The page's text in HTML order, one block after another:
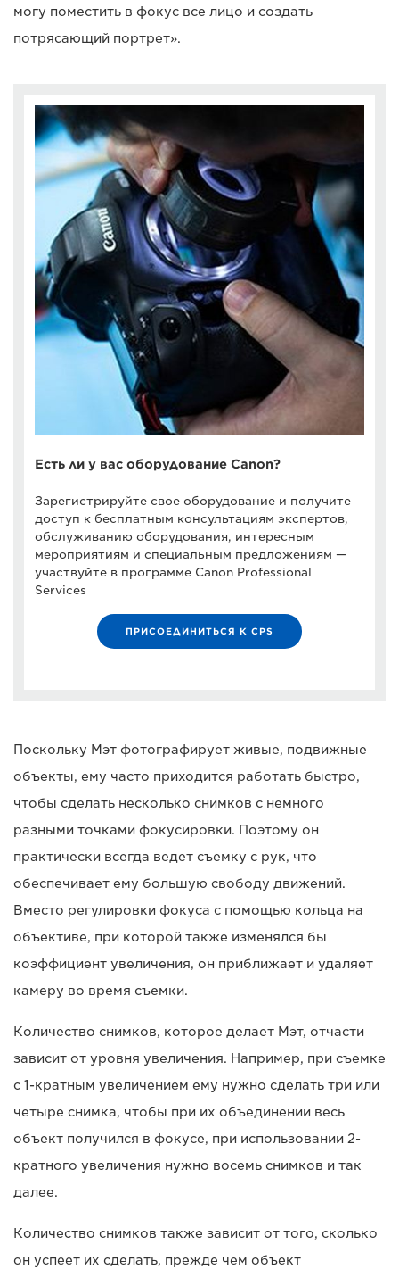
могу поместить в фокус все лицо и создать
потрясающий портрет».
Есть ли у вас оборудование Canon?
Зарегистрируйте свое оборудование и получите
доступ к бесплатным консультациям экспертов,
обслуживанию оборудования, интересным
мероприятиям и специальным предложениям —
участвуйте в программе Canon Professional
Services
ПРИСОЕДИНИТЬСЯ К CPS
Поскольку Мэт фотографирует живые, подвижные
объекты, ему часто приходится работать быстро,
чтобы сделать несколько снимков с немного
разными точками фокусировки. Поэтому он
практически всегда ведет съемку с рук, что
обеспечивает ему большую свободу движений.
Вместо регулировки фокуса с помощью кольца на
объективе, при которой также изменялся бы
коэффициент увеличения, он приближает и удаляет
камеру во время съемки.
Количество снимков, которое делает Мэт, отчасти
зависит от уровня увеличения. Например, при съемке
с 1-кратным увеличением ему нужно сделать три или
четыре снимка, чтобы при их объединении весь
объект получился в фокусе, при использовании 2-
кратного увеличения нужно восемь снимков и так
далее.
Количество снимков также зависит от того, сколько
он успеет их сделать, прежде чем объект